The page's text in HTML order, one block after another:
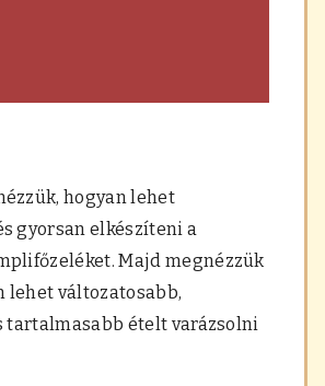
hogyan lehet
gyorsan elkészíteni a
Majd megnézzük
lehet változatosabb,
tartalmasabb ételt varázsolni